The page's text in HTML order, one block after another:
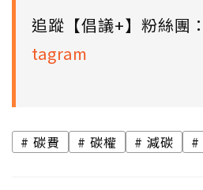
追蹤【倡議+】粉絲團：
tagram
碳費 碳權 減碳